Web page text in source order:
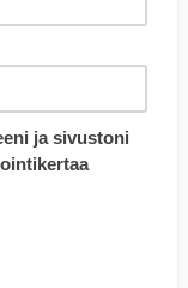
ja sivustoni